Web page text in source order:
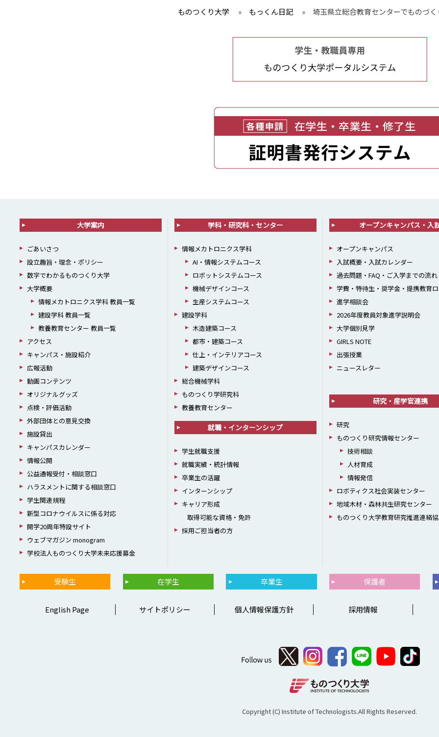
ものつくり大学 » もっくん日記 » 埼玉県立総合教育センターでものづ
大学案内
ごあいさつ
設立趣旨・理念・ポリシー
数字でわかるものつくり大学
大学概要
情報メカトロニクス学科 教員一覧
建設学科 教員一覧
教養教育センター 教員一覧
アクセス
キャンパス・施設紹介
広報活動
動画コンテンツ
オリジナルグッズ
点検・評価活動
外部団体との意見交換
施設貸出
キャンパスカレンダー
情報公開
公益通報受付・相談窓口
ハラスメントに関する相談窓口
学生関連規程
新型コロナウイルスに係る対応
開学20周年特設サイト
ウェブマガジン monogram
学校法人ものつくり大学未来応援募金
学科・研究科・センター
情報メカトロニクス学科
AI・情報システムコース
ロボットシステムコース
機械デザインコース
生産システムコース
建設学科
木造建築コース
都市・建築コース
仕上・インテリアコース
建築デザインコース
総合機械学科
ものつくり学研究科
教養教育センター
就職・インターンシップ
学生就職支援
就職実績・統計情報
卒業生の活躍
インターンシップ
キャリア形成
取得可能な資格・免許
採用ご担当者の方
オープンキャンパス・入
オープンキャンパス
入試概要・入試カレンダー
過去問題・FAQ・ご入学までの流れ
学費・特待生・奨学金・提携教育
進学相談会
2026年度教員対象進学説明会
大学個別見学
GIRLS NOTE
出張授業
ニュースレター
研究・産学官連携
研究
ものつくり研究情報センター
技術相談
人材育成
情報発信
ロボティクス社会実装センター
地域木材・森林共生研究センター
ものつくり大学教育研究推進連絡
受験生 在学生 卒業生 保護者
English Page サイトポリシー 個人情報保護方針 採用情報
Copyright (C) Institute of Technologists.All Rights Reserved.